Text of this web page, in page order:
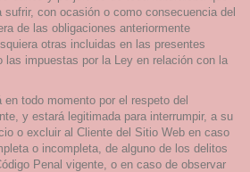
sufrir, con ocasión o como consecuencia del
de las obligaciones anteriormente
otras incluidas en las presentes
las impuestas por la Ley en relación con la
en todo momento por el respeto del
y estará legitimada para interrumpir, a su
o excluir al Cliente del Sitio Web en caso
o incompleta, de alguno de los delitos
Penal vigente, o en caso de observar